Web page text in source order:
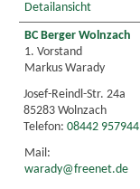
Detailansicht
BC Berger Wolnzach
1. Vorstand
Markus Warady
Josef-Reindl-Str. 24a
85283 Wolnzach
Telefon: 08442 957944
Mail:
warady@freenet.de